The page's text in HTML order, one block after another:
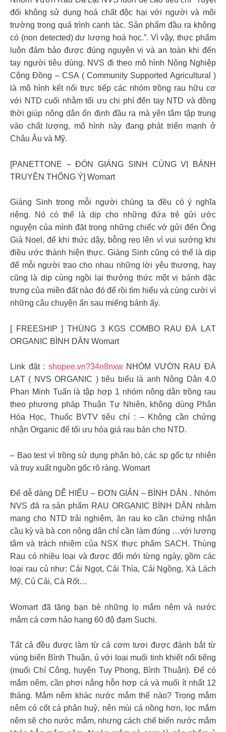
đối không sử dụng hoá chất độc hại với người và môi
trường trong quá trình canh tác. Sản phẩm đầu ra không
có (non detected) dư lượng hoá học.”. Vì vậy, thực phẩm
luôn đảm bảo được đúng nguyên vị và an toàn khi đến
tay người tiêu dùng. NVS đi theo mô hình Nông Nghiệp
Cộng Đồng – CSA ( Community Supported Agricultural )
là mô hình kết nối trực tiếp các nhóm trồng rau hữu cơ
với NTD cuối nhằm tối ưu chi phí đến tay NTD và đồng
thời giúp nông dân ổn định đầu ra mà yên tâm tập trung
vào chất lượng, mô hình này đang phát triển mạnh ở
Châu Âu và Mỹ.
[PANETTONE – ĐÓN GIÁNG SINH CÙNG VỊ BÁNH
TRUYỀN THỐNG Ý] Womart
Giáng Sinh trong mỗi người chúng ta đều có ý nghĩa
riêng. Nó có thể là dịp cho những đứa trẻ gửi ước
nguyện của mình đặt trong những chiếc vớ gửi đến Ông
Già Noel, để khi thức dậy, bỗng reo lên vì vui sướng khi
điều ước thành hiện thực. Giáng Sinh cũng có thể là dịp
để mỗi người trao cho nhau những lời yêu thương, hay
cũng là dịp cùng ngồi lại thưởng thức một vị bánh đặc
trưng của miền đất nào đó để rồi tìm hiểu và cùng cười vì
những câu chuyện ẩn sau miếng bánh ấy.
[ FREESHIP ] THÙNG 3 KGS COMBO RAU ĐÀ LẠT
ORGANIC BÌNH DÂN Womart
Link đặt : shopee.vn?34n8nxwNHÓM VƯỜN RAU ĐÀ
LẠT ( NVS ORGANIC ) tiêu biểu là anh Nông Dân 4.0
Phan Minh Tuấn là tập hợp 1 nhóm nông dân trồng rau
theo phương pháp Thuận Tự Nhiên, không dùng Phân
Hóa Học, Thuốc BVTV tiêu chí : – Không cần chứng
nhận Organic để tối ưu hóa giá rau bán cho NTD.
– Bao test vì trồng sử dụng phân bò, các sp gốc tự nhiên
và truy xuất nguồn gốc rõ ràng. Womart
Để dễ dàng DỄ HIỂU – ĐƠN GIẢN – BÌNH DÂN . Nhóm
NVS đã ra sản phẩm RAU ORGANIC BÌNH DÂN nhằm
mang cho NTD trải nghiệm, ăn rau ko cần chứng nhận
cầu kỳ và bà con nông dân chỉ cần làm đúng …với lương
tâm và trách nhiệm của NSX thực phẩm SẠCH. Thùng
Rau có nhiều loại và được đổi mới từng ngày, gồm các
loại rau củ như: Cải Ngọt, Cải Thìa, Cải Ngồng, Xà Lách
Mỹ, Củ Cải, Cà Rốt…
Womart đã tặng bạn bè những lọ mắm nêm và nước
mắm cá cơm hảo hạng 60 độ đạm Suchi.
Tất cả đều được làm từ cá cơm tươi được đánh bắt từ
vùng biển Bình Thuận, ủ với loại muối tinh khiết nổi tiếng
(muối Chí Công, huyện Tuy Phong, Bình Thuận). Để có
mắm nêm, cần phơi nắng hỗn hợp cá và muối ít nhất 12
tháng. Mắm nêm khác nước mắm thế nào? Trong mắm
nêm có cốt cá phân huỷ, nên mùi cá nồng hơn, lọc mắm
nêm sẽ cho nước mắm, nhưng cách chế biến nước mắm